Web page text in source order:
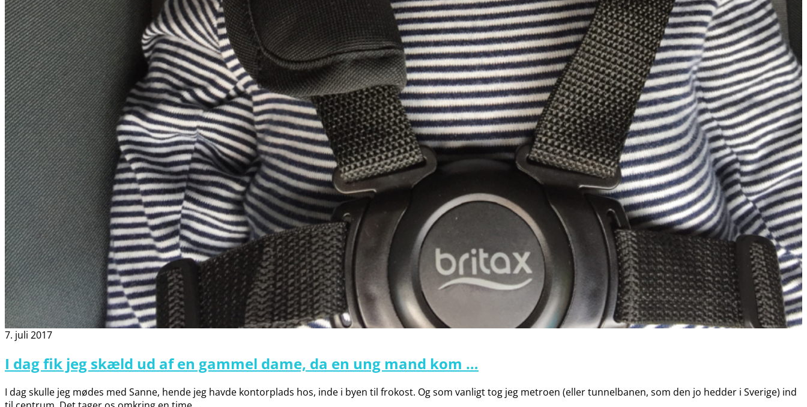
7. juli 2017
I dag fik jeg skæld ud af en gammel dame, da en ung mand kom …
I dag skulle jeg mødes med Sanne, hende jeg havde kontorplads hos, inde i byen til frokost. Og som vanligt tog jeg metroen (eller tunnelbanen, som den jo hedder i Sverige) ind